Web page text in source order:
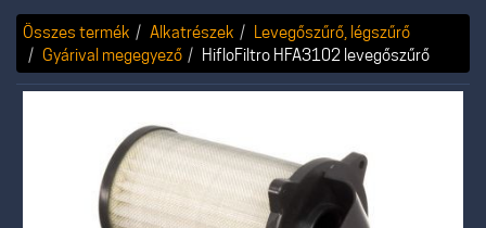
Összes termék Alkatrészek
Levegőszűrő, légszűrő
Gyárival megegyező
HifloFiltro HFA3102 levegőszűrő